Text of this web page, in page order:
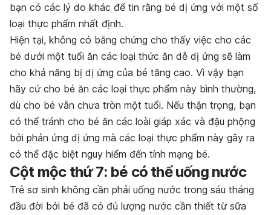
bạn có các lý do khác để tin rằng bé dị ứng với một số
loại thực phẩm nhất định.
Hiện tại, không có bằng chứng cho thấy việc cho các
bé dưới một tuổi ăn các loại thức ăn dễ dị ứng sẽ làm
cho khả năng bị dị ứng của bé tăng cao. Vì vậy bạn
hãy cứ cho bé ăn các loại thực phẩm này bình thường,
dù cho bé vẫn chưa tròn một tuổi. Nếu thận trọng, bạn
có thể tránh cho bé ăn các loài giáp xác và đậu phộng
bởi phản ứng dị ứng mà các loại thực phẩm này gây ra
có thể đặc biệt nguy hiểm đến tính mạng bé.
Cột mộc thứ 7: bé có thể uống nước
Trẻ sơ sinh không cần phải uống nước trong sáu tháng
đầu đời bởi bé đã có đủ lượng nước cần thiết từ sữa